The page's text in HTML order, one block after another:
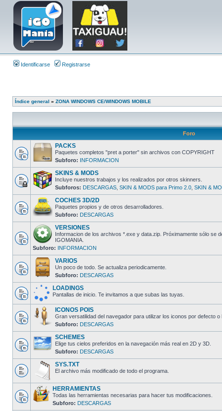
Identificarse Registrarse
Índice general » ZONA WINDOWS CE/WINDOWS MOBILE
Foro
PACKS
Paquetes completos "pret a porter" sin archivos con COPYRIGHT
Subforo: INFORMACION
SKINS & MODS
Incluye nuestros trabajos y los realizados por otros skinners.
Subforos: DESCARGAS SKIN & MODS para Primo 2.0 SKIN &
COCHES 3D/2D
Paquetes propios y de otros desarrolladores.
Subforo: DESCARGAS
VERSIONES
Informacion de los archivos *.exe y data.zip. Próximamente sólo se
IGOMANIA.
Subforo: INFORMACION
VARIOS
Un poco de todo. Se actualiza periodicamente.
Subforo: DESCARGAS
LOADINGS
Pantallas de inicio. Te invitamos a que subas las tuyas.
ICONOS POIS
Gran versatilidad del navegador para utilizar los iconos por defecto
Subforo: DESCARGAS
SCHEMES
Elige tus cielos preferidos en la navegación más real en 2D y 3D.
Subforo: DESCARGAS
SYS.TXT
El archivo más modificado de todo el programa.
HERRAMIENTAS
Todas las herramientas necesarias para hacer tus modificaciones.
Subforo: DESCARGAS